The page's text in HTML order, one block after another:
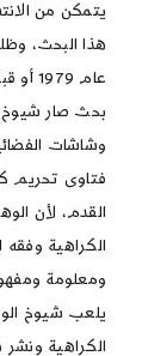
يتمكن من
هذا البحث،
عام
بحث صار شيوخ
وشاشات
فتاوى تحريم
القدم، لأن
الكراهية وفقه
ومعلومة
يلعب شيوخ
الكراهية